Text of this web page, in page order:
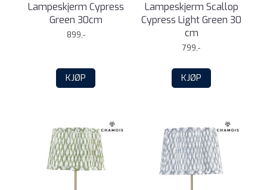
Lampeskjerm Cypress
Green 30cm
899,-
KJØP
Lampeskjerm Scallop
Cypress Light Green 30
cm
799,-
KJØP